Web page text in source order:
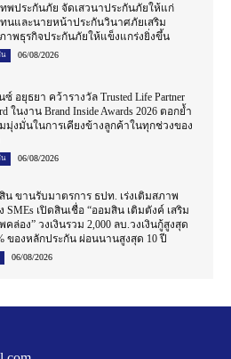
ทพประกันภัย จัดเสวนาประกันภัยให้แก่
นและนายหน้าประกันวินาศภัยเสริม
าพธุรกิจประกันภัยให้แข็งแกร่งยิ่งขึ้น
น 06/08/2026
ซ์ อยุธยา คว้ารางวัล Trusted Life Partner
ในงาน Brand Inside Awards 2026 ตอกย้ำ
มุ่งมั่นในการเคียงข้างลูกค้าในทุกช่วงของ
น 06/08/2026
น ขานรับมาตรการ ธปท. เร่งเติมสภาพ
SMEs เปิดสินเชื่อ “ออมสิน เติมตังค์ เสริม
คล่อง” วงเงินรวม 2,000 ลบ.วงเงินกู้สูงสุด
ของหลักประกัน ผ่อนนานสูงสุด 10 ปี
06/08/2026